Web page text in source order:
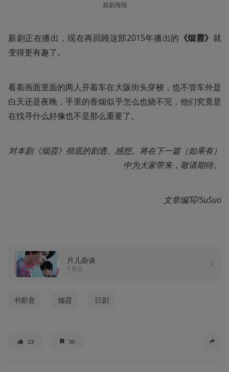
新剧海报
新剧正在播出，现在再回顾这部2015年播出的 《烟霞》就
变得更有趣了。
看着画面里面的两人开着车在大阪街头穿梭，也不管车外是
白天还是夜晚，手里的香烟似乎怎么也烧不完，他们究竟是
在找寻什么好像也不是那么重要了。
对本剧《烟霞》彻底的剧透、感想。将在下一篇（如果有）
中为大家带来，敬请期待。
文章编写/SuSuo
片儿杂谈
5 作品
书影音 烟霞 日剧
23 30